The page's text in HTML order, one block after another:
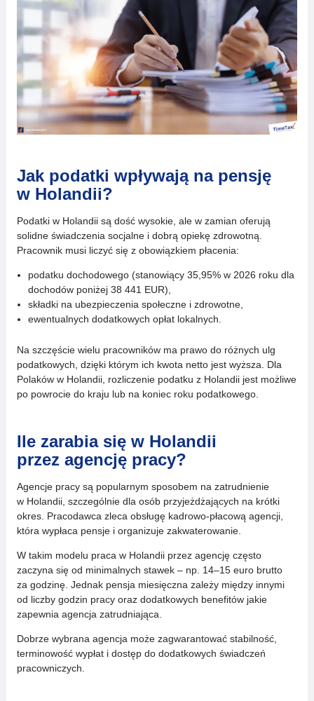
Jak podatki wpływają na pensję
w Holandii?
Podatki w Holandii są dość wysokie, ale w zamian oferują
solidne świadczenia socjalne i dobrą opiekę zdrowotną.
Pracownik musi liczyć się z obowiązkiem płacenia:
podatku dochodowego (stanowiący 35,95% w 2026 roku dla
dochodów poniżej 38 441 EUR),
składki na ubezpieczenia społeczne i zdrowotne,
ewentualnych dodatkowych opłat lokalnych.
Na szczęście wielu pracowników ma prawo do różnych ulg
podatkowych, dzięki którym ich kwota netto jest wyższa. Dla
Polaków w Holandii, rozliczenie podatku z Holandii jest możliwe
po powrocie do kraju lub na koniec roku podatkowego.
Ile zarabia się w Holandii
przez agencję pracy?
Agencje pracy są popularnym sposobem na zatrudnienie
w Holandii, szczególnie dla osób przyjeżdżających na krótki
okres. Pracodawca zleca obsługę kadrowo-płacową agencji,
która wypłaca pensje i organizuje zakwaterowanie.
W takim modelu praca w Holandii przez agencję często
zaczyna się od minimalnych stawek – np. 14–15 euro brutto
za godzinę. Jednak pensja miesięczna zależy między innymi
od liczby godzin pracy oraz dodatkowych benefitów jakie
zapewnia agencja zatrudniająca.
Dobrze wybrana agencja może zagwarantować stabilność,
terminowość wypłat i dostęp do dodatkowych świadczeń
pracowniczych.